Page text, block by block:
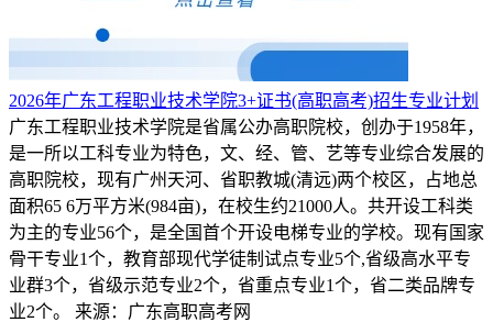
2026年广东工程职业技术学院3+证书(高职高考)招生专业计划
广东工程职业技术学院是省属公办高职院校，创办于1958年，
是一所以工科专业为特色，文、经、管、艺等专业综合发展的
高职院校，现有广州天河、省职教城(清远)两个校区，占地总
面积65 6万平方米(984亩)，在校生约21000人。共开设工科类
为主的专业56个，是全国首个开设电梯专业的学校。现有国家
骨干专业1个，教育部现代学徒制试点专业5个,省级高水平专
业群3个，省级示范专业2个，省重点专业1个，省二类品牌专
业2个。
来源：广东高职高考网